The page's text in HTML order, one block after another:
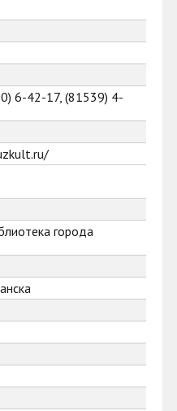
6-42-17, (81539) 4-
города